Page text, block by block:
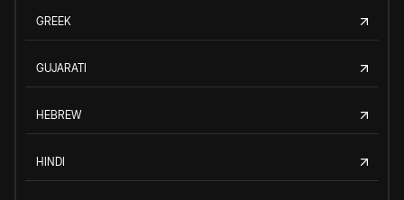
GREEK
GUJARATI
HEBREW
HINDI